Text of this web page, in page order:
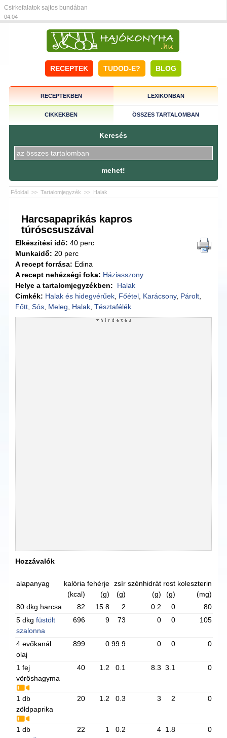
Csirkefalatok sajtos bundában
04:04
RECEPTEK TUDOD-E? BLOG
RECEPTEKBEN LEXIKONBAN
CIKKEKBEN ÖSSZES TARTALOMBAN
Keresés
mehet!
Főoldal >> Tartalomjegyzék >> Halak
Harcsapaprikás kapros
túróscsuszával
Elkészítési idő: 40 perc
Munkaidő: 20 perc
A recept forrása: Edina
A recept nehézségi foka: Háziasszony
Helye a tartalomjegyzékben:
Halak
Cimkék: Halak és hidegvérűek Főétel Karácsony, Párolt
Főtt ,Sós Meleg Halak ,Tésztafélék
Hozzávalók
alapanyag
kalória
(kcal)
fehérje
(g)
zsír
(g)
szénhidrát
(g)
rost
(g)
koleszterin
(mg)
80 dkg harcsa
82 15.8 2 0.2 0
80
5 dkgfüstölt
szalonna
696 9 73 0 0 105
4 evőkanál
olaj
899 0 99.9 0 0 0
1 fej
vöröshagyma
40 1.2 0.1 8.3 3.1 0
1 db
zöldpaprika
20 1.2 0.3 3 2 0
1 db
22 1 0.2 4 1.8 0